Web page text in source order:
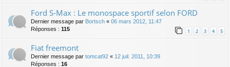
Ford S-Max : Le monospace sportif selon FORD
Dernier message par Bortsch « 06 mars 2012, 11:47
Réponses : 115 1 2 3 4 5
Fiat freemont
Dernier message par tomcat92 « 12 juil. 2011, 10:39
Réponses : 16